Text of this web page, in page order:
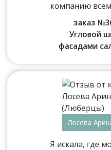
компанию
заказ
Угловой
фасадами
Лосева
Я искала, где